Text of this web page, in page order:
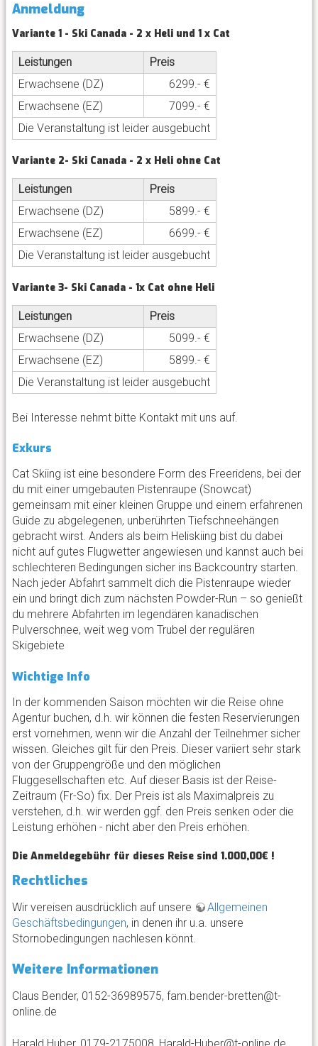
Anmeldung
Variante 1 - Ski Canada - 2 x Heli und 1 x Cat
Leistungen
Preis
Erwachsene (DZ)
6299.- €
Erwachsene (EZ)
7099.- €
Die Veranstaltung ist leider ausgebucht
Variante 2- Ski Canada - 2 x Heli ohne Cat
Leistungen
Preis
Erwachsene (DZ)
5899.- €
Erwachsene (EZ)
6699.- €
Die Veranstaltung ist leider ausgebucht
Variante 3- Ski Canada - 1x Cat ohne Heli
Leistungen
Preis
Erwachsene (DZ)
5099.- €
Erwachsene (EZ)
5899.- €
Die Veranstaltung ist leider ausgebucht
Bei Interesse nehmt bitte Kontakt mit uns auf.
Exkurs
Cat Skiing ist eine besondere Form des Freeridens, bei der
du mit einer umgebauten Pistenraupe (Snowcat)
gemeinsam mit einer kleinen Gruppe und einem erfahrenen
Guide zu abgelegenen, unberührten Tiefschneehängen
gebracht wirst. Anders als beim Heliskiing bist du dabei
nicht auf gutes Flugwetter angewiesen und kannst auch bei
schlechteren Bedingungen sicher ins Backcountry starten.
Nach jeder Abfahrt sammelt dich die Pistenraupe wieder
ein und bringt dich zum nächsten Powder-Run – so genießt
du mehrere Abfahrten im legendären kanadischen
Pulverschnee, weit weg vom Trubel der regulären
Skigebiete
Wichtige Info
In der kommenden Saison möchten wir die Reise ohne
Agentur buchen, d.h. wir können die festen Reservierungen
erst vornehmen, wenn wir die Anzahl der Teilnehmer sicher
wissen. Gleiches gilt für den Preis. Dieser variiert sehr stark
von der Gruppengröße und den möglichen
Fluggesellschaften etc. Auf dieser Basis ist der Reise-
Zeitraum (Fr-So) fix. Der Preis ist als Maximalpreis zu
verstehen, d.h. wir werden ggf. den Preis senken oder die
Leistung erhöhen - nicht aber den Preis erhöhen.
Die Anmeldegebühr für dieses Reise sind 1.000,00€ !
Rechtliches
Wir vereisen ausdrücklich auf unsere
Allgemeinen
Geschäftsbedingungen, in denen ihr u.a. unsere
Stornobedingungen nachlesen könnt.
Weitere Informationen
Claus Bender, 0152-36989575, fam.bender-bretten@t-
online.de
Harald Huber, 0179-2175008, Harald-Huber@t-online.de